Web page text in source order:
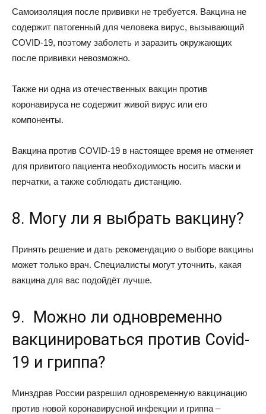
Самоизоляция после прививки не требуется. Вакцина не
содержит патогенный для человека вирус, вызывающий
COVID-19, поэтому заболеть и заразить окружающих
после прививки невозможно.
Также ни одна из отечественных вакцин против
коронавируса не содержит живой вирус или его
компоненты.
Вакцина против COVID-19 в настоящее время не отменяет
для привитого пациента необходимость носить маски и
перчатки, а также соблюдать дистанцию.
8. Могу ли я выбрать вакцину?
Принять решение и дать рекомендацию о выборе вакцины
может только врач. Специалисты могут уточнить, какая
вакцина для вас подойдёт лучше.
9. Можно ли одновременно
вакцинироваться против Covid-
19 и гриппа?
Минздрав России разрешил одновременную вакцинацию
против новой коронавирусной инфекции и гриппа –